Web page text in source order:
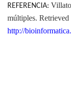
REFERENCIA:
múltiples.
http://